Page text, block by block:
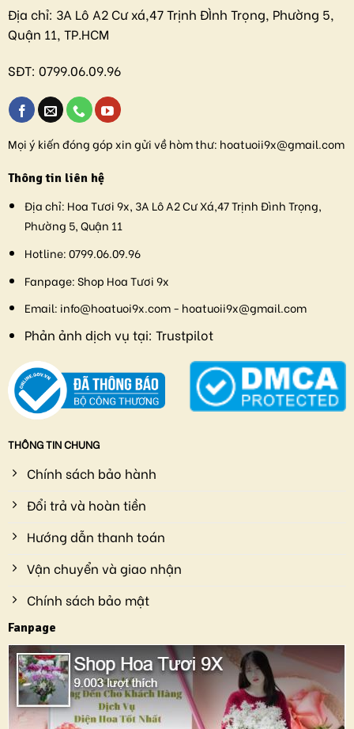
Địa chỉ: 3A Lô A2 Cư xá,47 Trịnh ĐÌnh Trọng, Phường 5,
Quận 11, TP.HCM
SĐT: 0799.06.09.96
Mọi ý kiến đóng góp xin gửi về hòm thư: hoatuoii9x@gmail.com
Thông tin liên hệ
Địa chỉ: Hoa Tươi 9x, 3A Lô A2 Cư Xá,47 Trịnh Đình Trọng,
Phường 5, Quận 11
Hotline:0799.06.09.96
Fanpage:Shop Hoa Tươi 9x
Email: info@hoatuoi9x.com - hoatuoii9x@gmail.com
Phản ảnh dịch vụ tại: Trustpilot
THÔNG TIN CHUNG
Chính sách bảo hành
Đổi trả và hoàn tiền
Hướng dẫn thanh toán
Vận chuyển và giao nhận
Chính sách bảo mật
Fanpage